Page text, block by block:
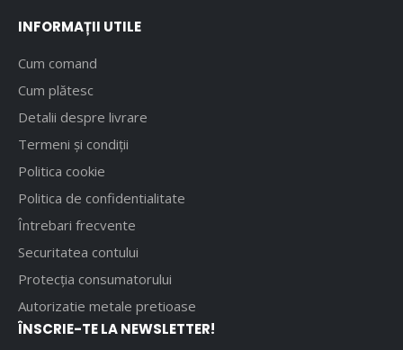
INFORMAȚII UTILE
Cum comand
Cum plătesc
Detalii despre livrare
Termeni și condiții
Politica cookie
Politica de confidentialitate
Întrebari frecvente
Securitatea contului
Protecția consumatorului
Autorizatie metale pretioase
ÎNSCRIE-TE LA NEWSLETTER!